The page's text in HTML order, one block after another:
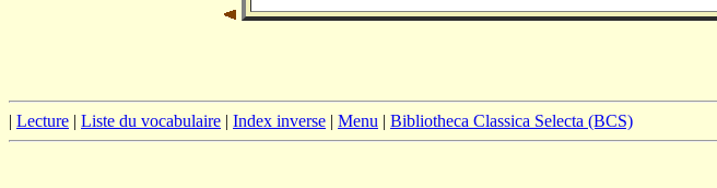
| Lecture | Liste du vocabulaire | Index inverse | Menu | Bibliotheca Classica Selecta (BCS)